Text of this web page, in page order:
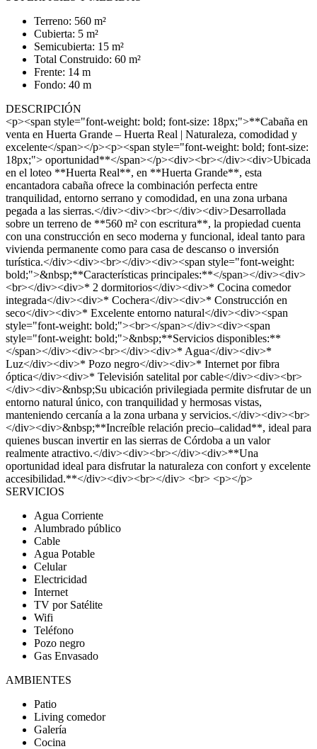
Terreno: 560 m²
Cubierta: 5 m²
Semicubierta: 15 m²
Total Construido: 60 m²
Frente: 14 m
Fondo: 40 m
DESCRIPCIÓN
<p><span style="font-weight: bold; font-size: 18px;">**Cabaña en
venta en Huerta Grande – Huerta Real | Naturaleza, comodidad y
excelente</span></p><p><span style="font-weight: bold; font-size:
18px;"> oportunidad**</span></p><div><br></div><div>Ubicada
en el loteo **Huerta Real**, en **Huerta Grande**, esta
encantadora cabaña ofrece la combinación perfecta entre
tranquilidad, entorno serrano y comodidad, en una zona urbana
pegada a las sierras.</div><div><br></div><div>Desarrollada
sobre un terreno de **560 m² con escritura**, la propiedad cuenta
con una construcción en seco moderna y funcional, ideal tanto para
vivienda permanente como para casa de descanso o inversión
turística.</div><div><br></div><div><span style="font-weight:
bold;">&nbsp;**Características principales:**</span></div><div>
<br></div><div>* 2 dormitorios</div><div>* Cocina comedor
integrada</div><div>* Cochera</div><div>* Construcción en
seco</div><div>* Excelente entorno natural</div><div><span
style="font-weight: bold;"><br></span></div><div><span
style="font-weight: bold;">&nbsp;**Servicios disponibles:**
</span></div><div><br></div><div>* Agua</div><div>*
Luz</div><div>* Pozo negro</div><div>* Internet por fibra
óptica</div><div>* Televisión satelital por cable</div><div><br>
</div><div>&nbsp;Su ubicación privilegiada permite disfrutar de un
entorno natural único, con tranquilidad y hermosas vistas,
manteniendo cercanía a la zona urbana y servicios.</div><div><br>
</div><div>&nbsp;**Increíble relación precio–calidad**, ideal para
quienes buscan invertir en las sierras de Córdoba a un valor
realmente atractivo.</div><div><br></div><div>**Una
oportunidad ideal para disfrutar la naturaleza con confort y excelente
accesibilidad.**</div><div><br></div> <br> <p></p>
SERVICIOS
Agua Corriente
Alumbrado público
Cable
Agua Potable
Celular
Electricidad
Internet
TV por Satélite
Wifi
Teléfono
Pozo negro
Gas Envasado
AMBIENTES
Patio
Living comedor
Galería
Cocina